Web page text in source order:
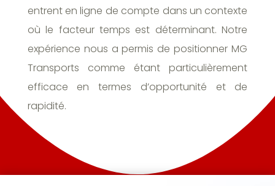
entrent en ligne de compte dans un contexte
où le facteur temps est déterminant. Notre
expérience nous a permis de positionner MG
Transports comme étant particulièrement
efficace en termes d’opportunité et de
rapidité.